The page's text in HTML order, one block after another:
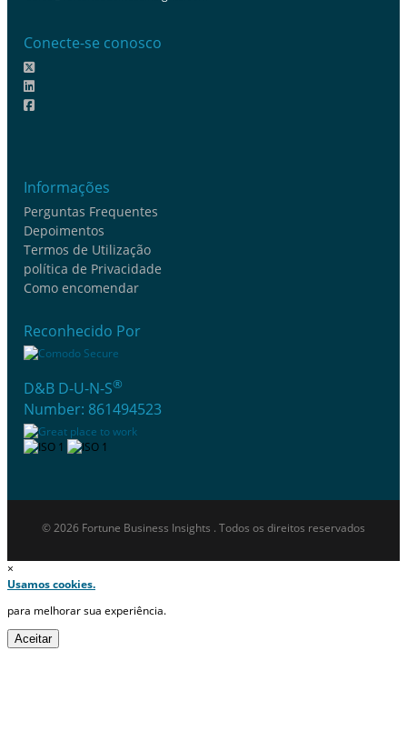
Conecte-se conosco
Informações
Perguntas Frequentes
Depoimentos
Termos de Utilização
política de Privacidade
Como encomendar
Reconhecido Por
D&B D-U-N-S®
Number: 861494523
© 2026 Fortune Business Insights . Todos os direitos reservados
×
Usamos cookies.
para melhorar sua experiência.
Aceitar